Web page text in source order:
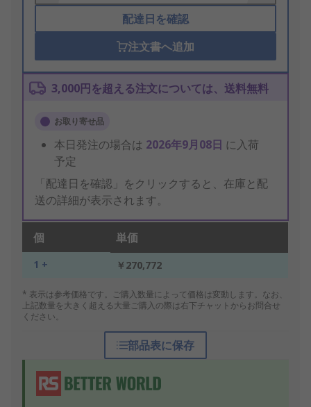
配達日を確認
注文書へ追加
3,000円を超える注文については、送料無料
お取り寄せ品
本日発注の場合は 2026年9月08日 に入荷
予定
「配達日を確認」をクリックすると、在庫と配
送の詳細が表示されます。
個 単価
1 + ￥270,772
* 表示は参考価格です。ご購入数量によって価格は変動します。なお、
上記数量を大きく超える大量ご購入の際は右下チャットからお問合せ
ください。
部品表に保存